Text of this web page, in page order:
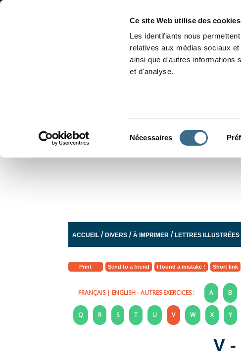
Ce site Web utilise des cookies
Les identifiants nous
relatives aux médias sociaux
ainsi que d'autres informations
et d'analyse.
Nécessaires
ACCUEIL /DIVERS /À IMPRIMER /LETTRES ILLUSTRÉES
Print Send to a friend I found a mistake ! Short link
FRANÇAIS| ENGLISH- AUTRES EXERCICES : A B
Q R S T U V W X Y
V